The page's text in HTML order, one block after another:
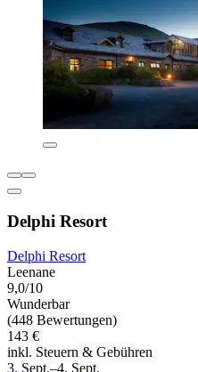
Delphi Resort
Delphi Resort
Leenane
9,0/10
Wunderbar
(448 Bewertungen)
143 €
inkl. Steuern & Gebühren
3. Sept.–4. Sept.